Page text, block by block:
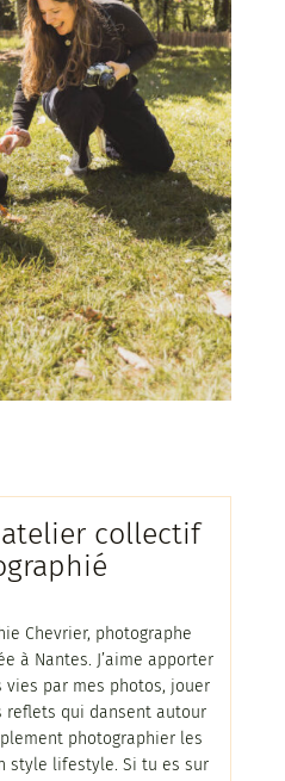
collectif
Chevrier, photographe
à Nantes. J’aime apporter
vies par mes photos, jouer
reflets qui dansent autour
photographier les
style lifestyle. Si tu es sur